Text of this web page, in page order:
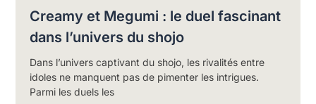
Creamy et Megumi : le duel fascinant
dans l’univers du shojo
Dans l’univers captivant du shojo, les rivalités entre
idoles ne manquent pas de pimenter les intrigues.
Parmi les duels les